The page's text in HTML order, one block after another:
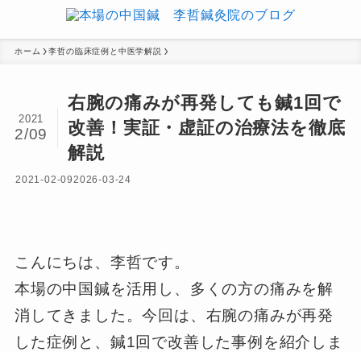
ホーム 李哲の臨床症例と中医学解説
右腕の痛みが再発しても鍼1回で
改善！実証・虚証の治療法を徹底
解説
2021
2/09
2021-02-092026-03-24
こんにちは、李哲です。
本場の中国鍼を活用し、多くの方の痛みを解
消してきました。今回は、右腕の痛みが再発
した症例と、鍼1回で改善した事例を紹介しま